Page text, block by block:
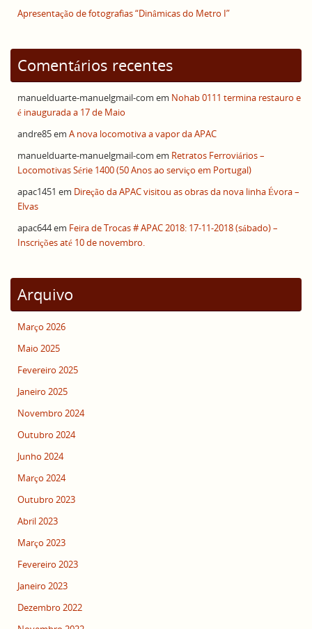
Apresentação de fotografias “Dinâmicas do Metro I”
Comentários recentes
manuelduarte-manuelgmail-com em Nohab 0111 termina restauro e
é inaugurada a 17 de Maio
andre85em A nova locomotiva a vapor da APAC
manuelduarte-manuelgmail-com em Retratos Ferroviários –
Locomotivas Série 1400 (50 Anos ao serviço em Portugal)
apac1451 em Direção da APAC visitou as obras da nova linha Évora –
Elvas
apac644em Feira de Trocas # APAC 2018: 17-11-2018 (sábado) –
Inscrições até 10 de novembro.
Arquivo
Março 2026
Maio 2025
Fevereiro 2025
Janeiro 2025
Novembro 2024
Outubro 2024
Junho 2024
Março 2024
Outubro 2023
Abril 2023
Março 2023
Fevereiro 2023
Janeiro 2023
Dezembro 2022